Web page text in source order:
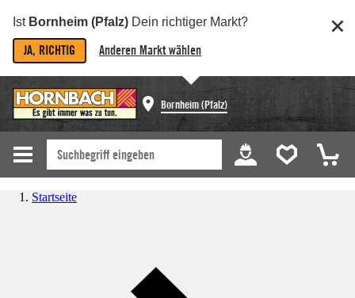
Ist Bornheim (Pfalz) Dein richtiger Markt?
JA, RICHTIG Anderen Markt wählen
Bornheim (Pfalz)
Startseite